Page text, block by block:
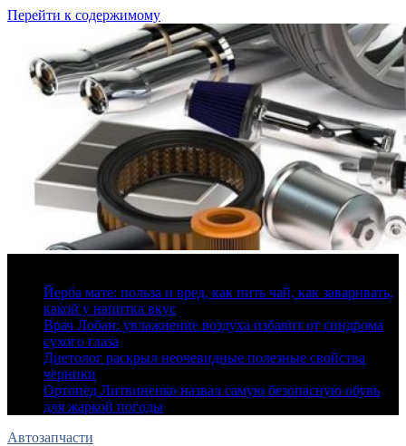
Перейти к содержимому
Йерба мате: польза и вред, как пить чай, как заваривать,
какой у напитка вкус
Врач Лобан: увлажнение воздуха избавит от синдрома
сухого глаза
Диетолог раскрыл неочевидные полезные свойства
черники
Ортопед Литвиненко назвал самую безопасную обувь
для жаркой погоды
Автозапчасти